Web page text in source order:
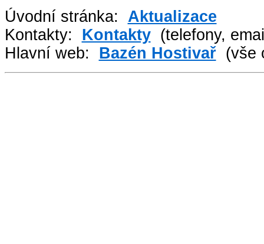
Úvodní stránka: Aktualizace
Kontakty: Kontakty(telefony,
Hlavní web: Bazén Hostivař(vše